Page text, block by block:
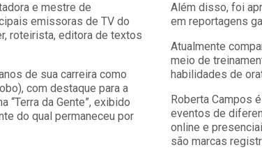
e mestre de
emissoras de TV do
roteirista, editora de textos
de sua carreira como
com destaque para a
“Terra da Gente”, exibido
do qual permaneceu por
Além disso, foi
em reportagens
Atualmente
meio de
habilidades de
Roberta Campos
eventos de
online e
são marcas